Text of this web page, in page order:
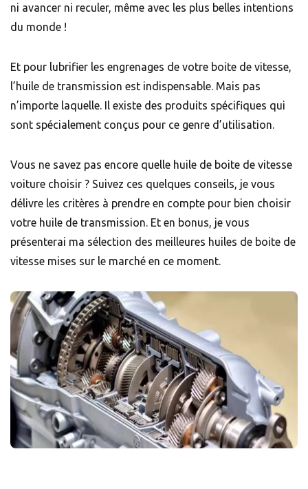
ni avancer ni reculer, même avec les plus belles intentions
du monde !
Et pour lubrifier les engrenages de votre boite de vitesse,
l’huile de transmission est indispensable. Mais pas
n’importe laquelle. Il existe des produits spécifiques qui
sont spécialement conçus pour ce genre d’utilisation.
Vous ne savez pas encore quelle huile de boite de vitesse
voiture choisir ? Suivez ces quelques conseils, je vous
délivre les critères à prendre en compte pour bien choisir
votre huile de transmission. Et en bonus, je vous
présenterai ma sélection des meilleures huiles de boite de
vitesse mises sur le marché en ce moment.